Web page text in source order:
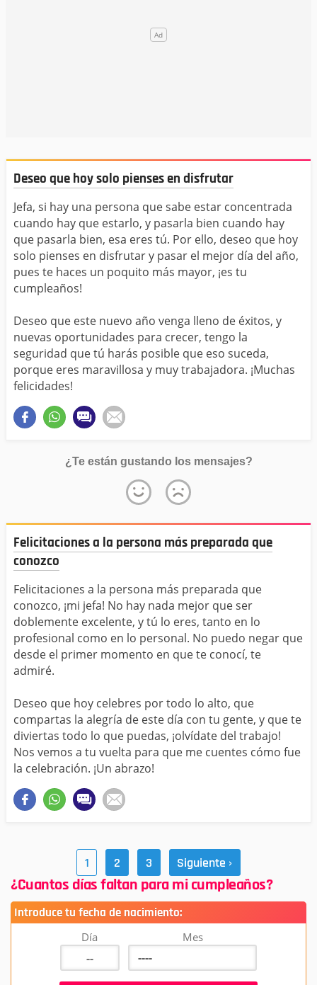
Deseo que hoy solo pienses en disfrutar
Jefa, si hay una persona que sabe estar concentrada
cuando hay que estarlo, y pasarla bien cuando hay
que pasarla bien, esa eres tú. Por ello, deseo que hoy
solo pienses en disfrutar y pasar el mejor día del año,
pues te haces un poquito más mayor, ¡es tu
cumpleaños!
Deseo que este nuevo año venga lleno de éxitos, y
nuevas oportunidades para crecer, tengo la
seguridad que tú harás posible que eso suceda,
porque eres maravillosa y muy trabajadora. ¡Muchas
felicidades!
¿Te están gustando los mensajes?
Felicitaciones a la persona más preparada que
conozco
Felicitaciones a la persona más preparada que
conozco, ¡mi jefa! No hay nada mejor que ser
doblemente excelente, y tú lo eres, tanto en lo
profesional como en lo personal. No puedo negar que
desde el primer momento en que te conocí, te
admiré.
Deseo que hoy celebres por todo lo alto, que
compartas la alegría de este día con tu gente, y que te
diviertas todo lo que puedas, ¡olvídate del trabajo!
Nos vemos a tu vuelta para que me cuentes cómo fue
la celebración. ¡Un abrazo!
1 2 3 Siguiente ›
¿Cuantos días faltan para mi cumpleaños?
Introduce tu fecha de nacimiento:
Día Mes